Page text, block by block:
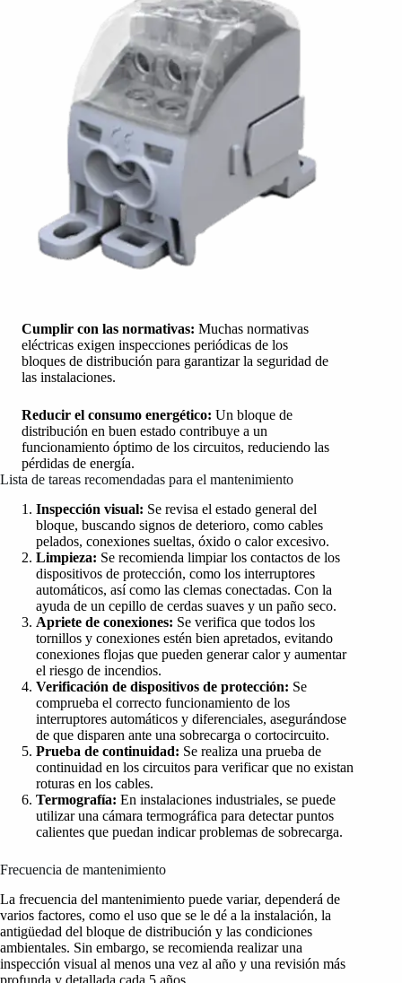
Cumplir con las normativas: Muchas normativas
eléctricas exigen inspecciones periódicas de los
bloques de distribución para garantizar la seguridad de
las instalaciones.
Reducir el consumo energético: Un bloque de
distribución en buen estado contribuye a un
funcionamiento óptimo de los circuitos, reduciendo las
pérdidas de energía.
Lista de tareas recomendadas para el mantenimiento
Inspección visual: Se revisa el estado general del
bloque, buscando signos de deterioro, como cables
pelados, conexiones sueltas, óxido o calor excesivo.
Limpieza: Se recomienda limpiar los contactos de los
dispositivos de protección, como los interruptores
automáticos, así como las clemas conectadas. Con la
ayuda de un cepillo de cerdas suaves y un paño seco.
Apriete de conexiones: Se verifica que todos los
tornillos y conexiones estén bien apretados, evitando
conexiones flojas que pueden generar calor y aumentar
el riesgo de incendios.
Verificación de dispositivos de protección: Se
comprueba el correcto funcionamiento de los
interruptores automáticos y diferenciales, asegurándose
de que disparen ante una sobrecarga o cortocircuito.
Prueba de continuidad: Se realiza una prueba de
continuidad en los circuitos para verificar que no existan
roturas en los cables.
Termografía: En instalaciones industriales, se puede
utilizar una cámara termográfica para detectar puntos
calientes que puedan indicar problemas de sobrecarga.
Frecuencia de mantenimiento
La frecuencia del mantenimiento puede variar, dependerá de
varios factores, como el uso que se le dé a la instalación, la
antigüedad del bloque de distribución y las condiciones
ambientales. Sin embargo, se recomienda realizar una
inspección visual al menos una vez al año y una revisión más
profunda y detallada cada 5 años.